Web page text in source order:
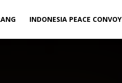
INDONESIA PEACE CONVOY